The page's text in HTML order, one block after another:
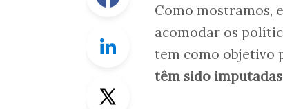
Linkedin
Twitter
Como mostramos,
acomodar os
tem como objetivo
têm sido imputadas